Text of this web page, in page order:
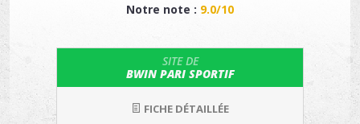
Notre note : 9.0/10
SITE DE
BWIN PARI SPORTIF
FICHE DÉTAILLÉE